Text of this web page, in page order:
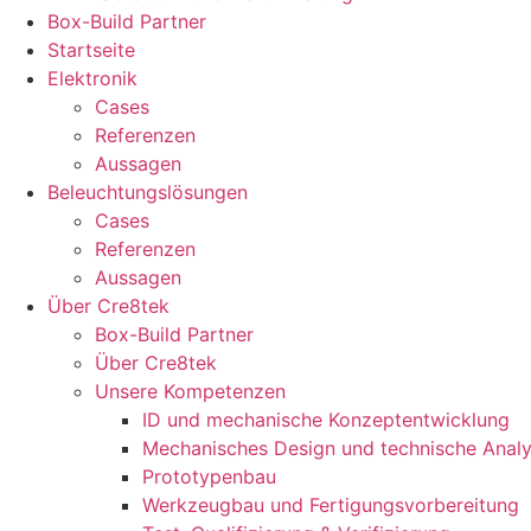
Box-Build Partner
Startseite
Elektronik
Cases
Referenzen
Aussagen
Beleuchtungslösungen
Cases
Referenzen
Aussagen
Über Cre8tek
Box-Build Partner
Über Cre8tek
Unsere Kompetenzen
ID und mechanische Konzeptentwicklung
Mechanisches Design und technische
Prototypenbau
Werkzeugbau und Fertigungsvorbereitung